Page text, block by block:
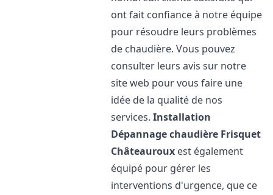
ont fait confiance à notre équipe
pour résoudre leurs problèmes
de chaudière. Vous pouvez
consulter leurs avis sur notre
site web pour vous faire une
idée de la qualité de nos
services.Installation
Dépannage chaudière Frisquet
Châteauroux est également
équipé pour gérer les
interventions d'urgence, que ce